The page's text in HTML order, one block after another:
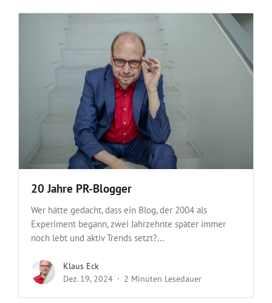
20 Jahre PR-Blogger
Wer hätte gedacht, dass ein Blog, der 2004 als
Experiment begann, zwei Jahrzehnte später immer
noch lebt und aktiv Trends setzt?...
Klaus Eck
Dez. 19, 2024
2 Minuten Lesedauer